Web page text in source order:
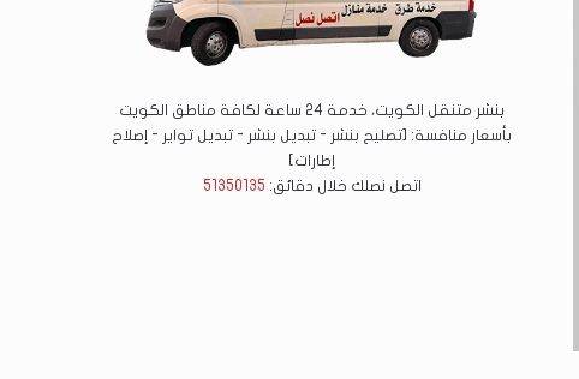
بنشر متنقل الكويت، خدمة 24 ساعة لكافة مناطق الكويت
بأسعار منافسة: [تصليح بنشر - تبديل بنشر - تبديل تواير - إصلاح
إطارات]
اتصل نصلك خلال دقائق: 51350135